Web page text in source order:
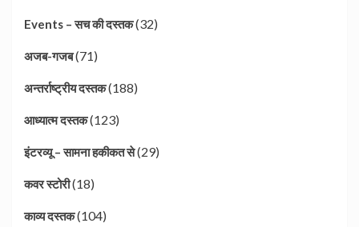
Events – सच की दस्तक(32)
अजब-गजब(71)
अन्तर्राष्ट्रीय दस्तक(188)
आध्यात्म दस्तक(123)
इंटरव्यू – सामना हकीकत से(29)
कवर स्टोरी(18)
काव्य दस्तक(104)